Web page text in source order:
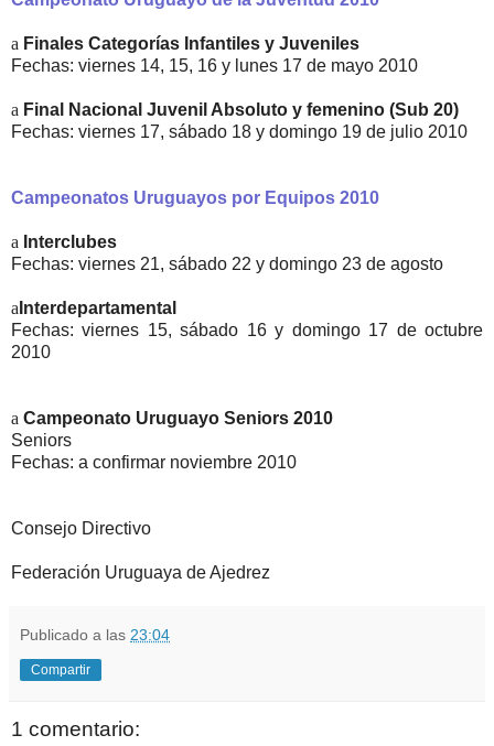
a Finales Categorías Infantiles y Juveniles
Fechas: viernes 14, 15, 16 y lunes 17 de mayo 2010
a Final Nacional Juvenil Absoluto y femenino (Sub 20)
Fechas: viernes 17, sábado 18 y domingo 19 de julio 2010
Campeonatos Uruguayos por Equipos 2010
a Interclubes
Fechas: viernes 21, sábado 22 y domingo 23 de agosto
a Interdepartamental
Fechas: viernes 15, sábado 16 y domingo 17 de octubre
2010
a Campeonato Uruguayo Seniors 2010
Seniors
Fechas: a confirmar noviembre 2010
Consejo Directivo
Federación Uruguaya de Ajedrez
Publicado a las 23:04
Compartir
1 comentario: